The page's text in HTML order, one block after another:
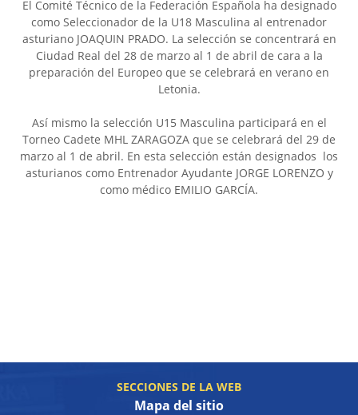
El Comité Técnico de la Federación Española ha designado
como Seleccionador de la U18 Masculina al entrenador
asturiano JOAQUIN PRADO. La selección se concentrará en
Ciudad Real del 28 de marzo al 1 de abril de cara a la
preparación del Europeo que se celebrará en verano en
Letonia.
Así mismo la selección U15 Masculina participará en el
Torneo Cadete MHL ZARAGOZA que se celebrará del 29 de
marzo al 1 de abril. En esta selección están designados los
asturianos como Entrenador Ayudante JORGE LORENZO y
como médico EMILIO GARCÍA.
SECCIONES DE LA WEB
Mapa del sitio